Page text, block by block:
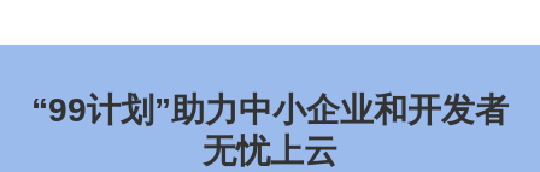
“99计划”助力中小企业和开发者
无忧上云